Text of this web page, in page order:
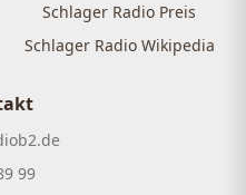
Schlager Radio Preis
Schlager Radio Wikipedia
99